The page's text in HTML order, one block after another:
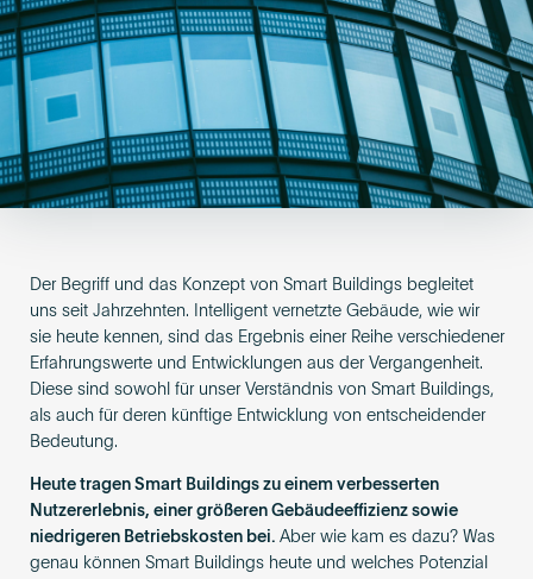
Become an AP
Der Begriff und das Konzept von Smart Buildings begleitet
uns seit Jahrzehnten. Intelligent vernetzte Gebäude, wie wir
sie heute kennen, sind das Ergebnis einer Reihe verschiedener
Erfahrungswerte und Entwicklungen aus der Vergangenheit.
Diese sind sowohl für unser Verständnis von Smart Buildings,
als auch für deren künftige Entwicklung von entscheidender
Bedeutung.
Heute tragen Smart Buildings zu einem verbesserten
Nutzererlebnis, einer größeren Gebäudeeffizienz sowie
niedrigeren Betriebskosten bei. Aber wie kam es dazu? Was
genau können Smart Buildings heute und welches Potenzial